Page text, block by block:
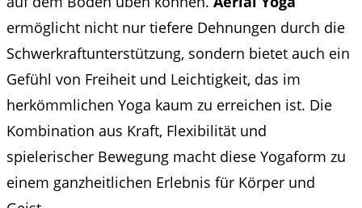
ermöglicht nicht nur tiefere Dehnungen durch die
Schwerkraftunterstützung, sondern bietet auch ein
Gefühl von Freiheit und Leichtigkeit, das im
herkömmlichen Yoga kaum zu erreichen ist. Die
Kombination aus Kraft, Flexibilität und
spielerischer Bewegung macht diese Yogaform zu
einem ganzheitlichen Erlebnis für Körper und